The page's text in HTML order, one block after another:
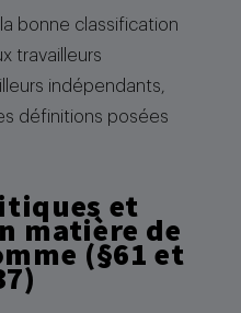
bonne classification
travailleurs
indépendants,
définitions posées
et
matière de
(§61 et